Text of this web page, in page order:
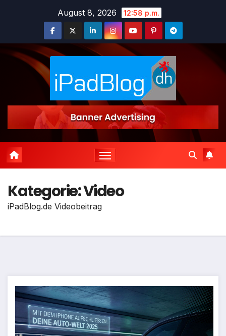
August 8, 2026 12:58 p.m.
Kategorie:Video
iPadBlog.de Videobeitrag